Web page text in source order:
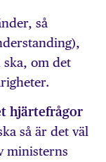
så
ska, om det
hjärtefrågor
så är det väl
ministerns